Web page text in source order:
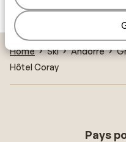
Hôtel Guineu
Home Ski Andorre
Hôtel Coray
Pays